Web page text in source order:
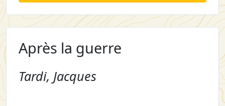
Après la guerre
Tardi, Jacques